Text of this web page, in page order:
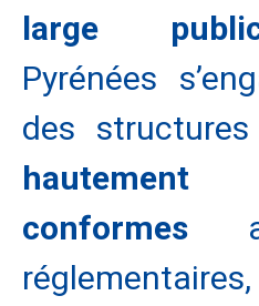
large
Pyrénées
des
conformes